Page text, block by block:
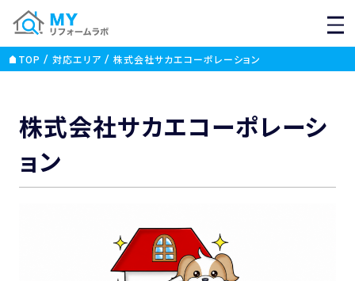
TOP 対応エリア 株式会社サカエコーポレーション
株式会社サカエコーポレーシ
ョン